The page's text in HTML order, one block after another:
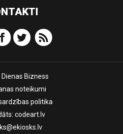
Bizness
noteikumi
politika
codeart.lv